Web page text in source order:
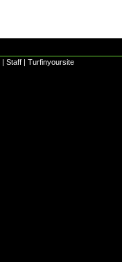
| Staff | Turfinyoursite